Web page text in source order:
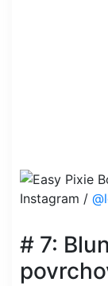
Instagram /
# 7: